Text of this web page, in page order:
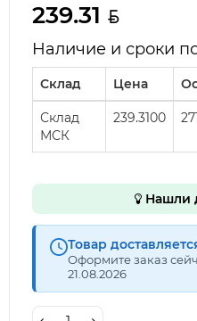
239.31
Наличие и сроки
Склад Цена
Склад
МСК
239.3100
Нашли
Товар
Оформите заказ
21.08.2026